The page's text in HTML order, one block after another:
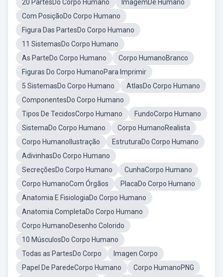
20 PartesDo Corpo Humano
ImagemDe Humano
Com PosiçãoDo Corpo Humano
Figura Das PartesDo Corpo Humano
11 SistemasDo Corpo Humano
As ParteDo Corpo Humano
Corpo HumanoBranco
Figuras Do Corpo HumanoPara Imprimir
5 SistemasDo Corpo Humano
AtlasDo Corpo Humano
ComponentesDo Corpo Humano
Tipos De TecidosCorpo Humano
FundoCorpo Humano
SistemaDo Corpo Humano
Corpo HumanoRealista
Corpo HumanoIlustração
EstruturaDo Corpo Humano
AdivinhasDo Corpo Humano
SecreçõesDo Corpo Humano
CunhaCorpo Humano
Corpo HumanoCom Órgãos
PlacaDo Corpo Humano
Anatomia E FisiologiaDo Corpo Humano
Anatomia CompletaDo Corpo Humano
Corpo HumanoDesenho Colorido
10 MúsculosDo Corpo Humano
Todas as PartesDo Corpo
Imagen Corpo
Papel De ParedeCorpo Humano
Corpo HumanoPNG